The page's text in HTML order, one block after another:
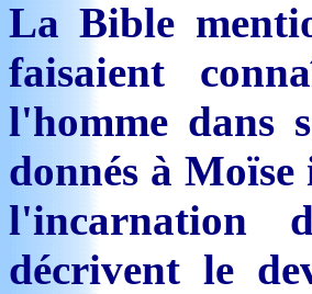
La Bible
faisaient
l'homme dans
donnés à
l'incarnation
décrivent le